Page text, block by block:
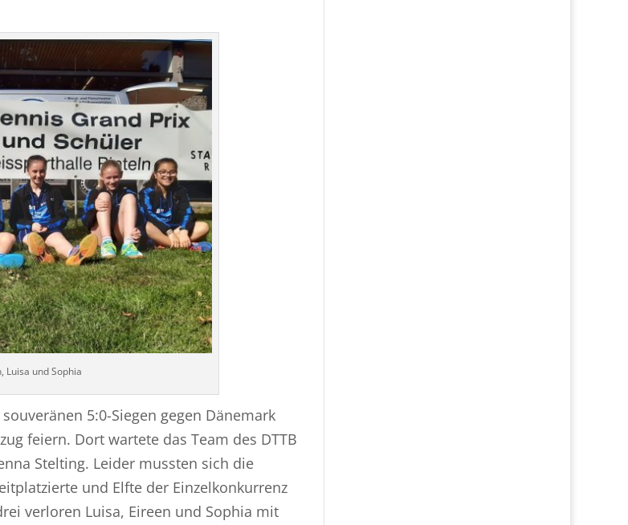
Luisa und Sophia
5:0-Siegen gegen Dänemark
feiern. Dort wartete das Team des DTTB
Stelting. Leider mussten sich die
und Elfte der Einzelkonkurrenz
verloren Luisa, Eireen und Sophia mit